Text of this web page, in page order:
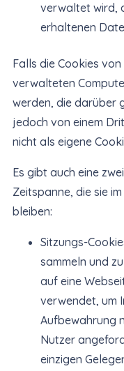
verwaltet wird,
erhaltenen
Falls die Cookies
verwalteten
werden, die darüber
jedoch von einem
nicht als eigene
Es gibt auch eine
Zeitspanne, die sie
bleiben:
Sitzungs-
sammeln und
auf eine
verwendet, um
Aufbewahrung
Nutzer
einzigen